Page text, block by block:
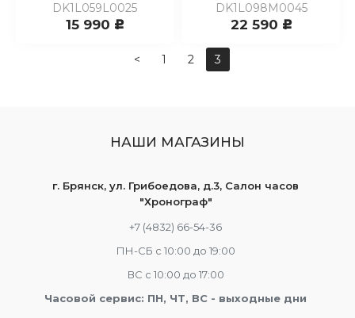
DK1L059L0025
15 990 c
DK1L098M0045
22 590 c
< 1 2 3
НАШИ МАГАЗИНЫ
г. Брянск, ул. Грибоедова, д.3, Салон часов
"Хронограф"
+7 (4832) 66-54-36
ПН-СБ с 10:00 до 19:00
ВС с 10:00 до 17:00
Часовой сервис: ПН, ЧТ, ВС - выходные дни